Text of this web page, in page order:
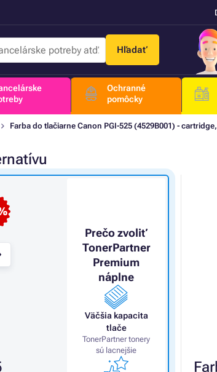
Hľadať
Ochranné
pomôcky
Farba do tlačiarne Canon PGI-525 (4529B001) -
Prečo zvoliť
TonerPartner
Premium
náplne
Väčšia kapacita
tlače
TonerPartner tonery
sú lacnejšie